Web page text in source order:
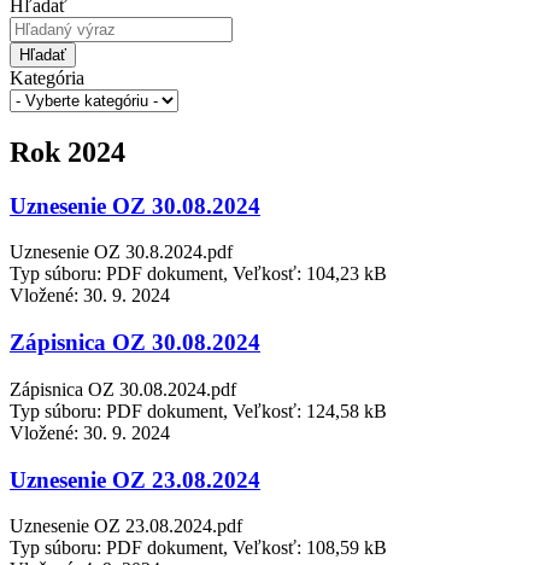
Hľadať
Hľadať
Kategória
Rok 2024
Uznesenie OZ 30.08.2024
Uznesenie OZ 30.8.2024.pdf
Typ súboru: PDF dokument, Veľkosť: 104,23 kB
Vložené: 30. 9. 2024
Zápisnica OZ 30.08.2024
Zápisnica OZ 30.08.2024.pdf
Typ súboru: PDF dokument, Veľkosť: 124,58 kB
Vložené: 30. 9. 2024
Uznesenie OZ 23.08.2024
Uznesenie OZ 23.08.2024.pdf
Typ súboru: PDF dokument, Veľkosť: 108,59 kB